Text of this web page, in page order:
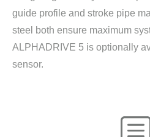
guide profile and stroke pipe
steel both ensure maximum
ALPHADRIVE 5 is optionally
sensor.